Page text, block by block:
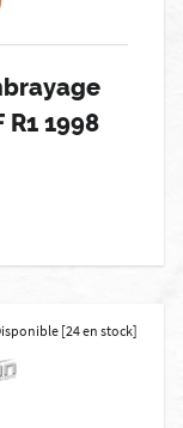
R1 1998
[24 en stock]